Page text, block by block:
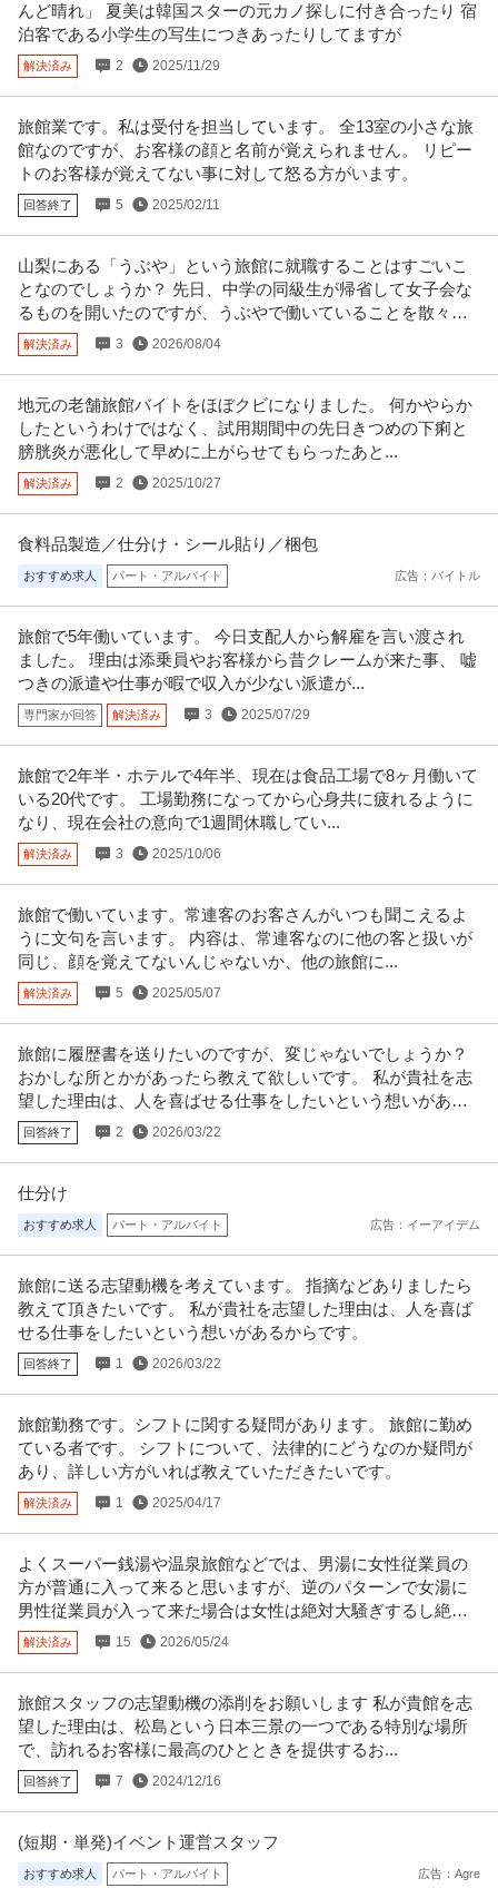
月給21.7万円〜33.6万円
＜年間休日125日以上＞居宅介護支援事業所にてケアマネジャーの募集です
＠江戸川区 【業務内容】 居
経理事務スタッフ／経理経験必須／土日祝休み／年間休日125日／
残業ほぼなし
有限会社石田電機
新着 正社員 交通費支給 学歴不問 昇給あり
月給25万円〜35万円
仕事内容：＼経理経験を活かして、安定企業で長く働きませんか？／ 創業40
提供：有限会社石田電機
この条件の求人をもっと見る
んど晴れ」 夏美は韓国スターの元カノ探しに付き合ったり 宿
泊客である小学生の写生につきあったりしてますが
解決済み 2 2025/11/29
旅館業です。私は受付を担当しています。 全13室の小さな旅
館なのですが、お客様の顔と名前が覚えられません。 リピー
トのお客様が覚えてない事に対して怒る方がいます。
回答終了 5 2025/02/11
山梨にある「うぶや」という旅館に就職することはすごいこ
となのでしょうか？ 先日、中学の同級生が帰省して女子会な
るものを開いたのですが、うぶやで働いていることを散々自
慢してきました。
解決済み 3 2026/08/04
地元の老舗旅館バイトをほぼクビになりました。 何かやらか
したというわけではなく、試用期間中の先日きつめの下痢と
膀胱炎が悪化して早めに上がらせてもらったあと...
解決済み 2 2025/10/27
食料品製造／仕分け・シール貼り／梱包
おすすめ求人 パート・アルバイト 広告：バイトル
旅館で5年働いています。 今日支配人から解雇を言い渡され
ました。 理由は添乗員やお客様から昔クレームが来た事、 嘘
つきの派遣や仕事が暇で収入が少ない派遣が...
専門家が回答 解決済み 3 2025/07/29
旅館で2年半・ホテルで4年半、現在は食品工場で8ヶ月働いて
いる20代です。 工場勤務になってから心身共に疲れるように
なり、現在会社の意向で1週間休職してい...
解決済み 3 2025/10/06
旅館で働いています。常連客のお客さんがいつも聞こえるよ
うに文句を言います。 内容は、常連客なのに他の客と扱いが
同じ、顔を覚えてないんじゃないか、他の旅館に...
解決済み 5 2025/05/07
旅館に履歴書を送りたいのですが、変じゃないでしょうか？
おかしな所とかがあったら教えて欲しいです。 私が貴社を志
望した理由は、人を喜ばせる仕事をしたいという想いがある
からです。
回答終了 2 2026/03/22
仕分け
おすすめ求人 パート・アルバイト 広告：イーアイデム
旅館に送る志望動機を考えています。 指摘などありましたら
教えて頂きたいです。 私が貴社を志望した理由は、人を喜ば
せる仕事をしたいという想いがあるからです。
回答終了 1 2026/03/22
旅館勤務です。シフトに関する疑問があります。 旅館に勤め
ている者です。 シフトについて、法律的にどうなのか疑問が
あり、詳しい方がいれば教えていただきたいです。
解決済み 1 2025/04/17
よくスーパー銭湯や温泉旅館などでは、男湯に女性従業員の
方が普通に入って来ると思いますが、逆のパターンで女湯に
男性従業員が入って来た場合は女性は絶対大騒ぎするし絶対
無いはずなのにおかしくないでしょうか？
解決済み 15 2026/05/24
旅館スタッフの志望動機の添削をお願いします 私が貴館を志
望した理由は、松島という日本三景の一つである特別な場所
で、訪れるお客様に最高のひとときを提供するお...
回答終了 7 2024/12/16
(短期・単発)イベント運営スタッフ
おすすめ求人 パート・アルバイト 広告：Agre